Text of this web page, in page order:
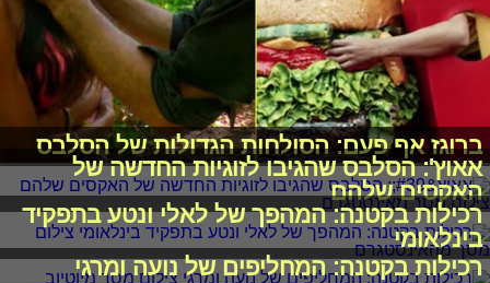
ברוגז אף פעם: הסולחות הגדולות של הסלבס
אאוץ': הסלבס שהגיבו לזוגיות החדשה של
האקסים שלהם
רכילות בקטנה: המהפך של לאלי ונטע בתפקיד
בינלאומי
רכילות בקטנה: המחליפים של נועה ומרגי